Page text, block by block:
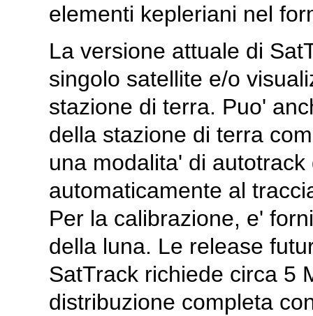
elementi kepleriani nel
La versione attuale di
singolo satellite e/o
stazione di terra. Puo'
della stazione di terra
una modalita' di
automaticamente al
Per la calibrazione, e'
della luna. Le release
SatTrack richiede circa 5
distribuzione completa